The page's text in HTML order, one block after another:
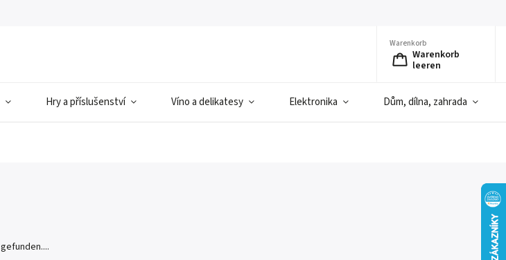
Warenkorb
Warenkorb
leeren
Hry a příslušenství Víno a delikatesy Elektronika Dům, dílna, zahrada
gefunden....